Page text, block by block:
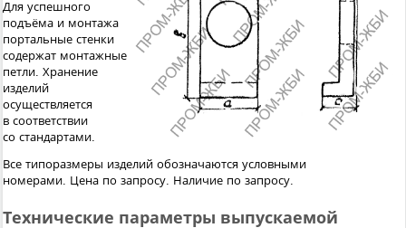
Для успешного
подъёма и монтажа
портальные стенки
содержат монтажные
петли. Хранение
изделий
осуществляется
в соответствии
со стандартами.
Все типоразмеры изделий обозначаются условными
номерами. Цена по запросу. Наличие по запросу.
Технические параметры выпускаемой